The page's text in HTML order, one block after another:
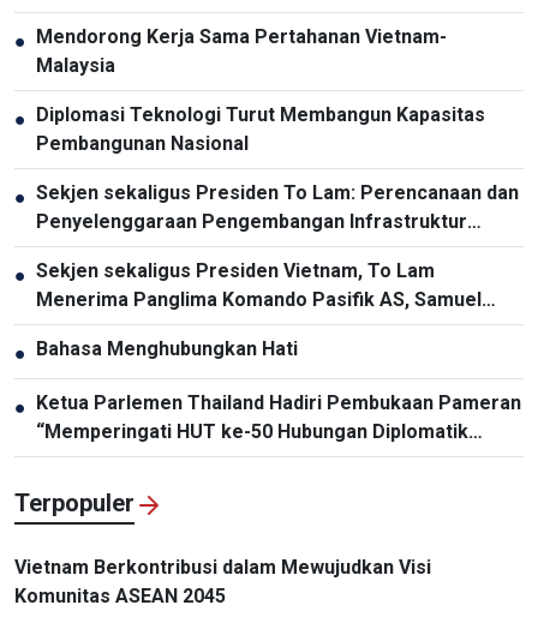
● Mendorong Kerja Sama Pertahanan Vietnam-
Malaysia
● Diplomasi Teknologi Turut Membangun Kapasitas
Pembangunan Nasional
● Sekjen sekaligus Presiden To Lam: Perencanaan dan
Penyelenggaraan Pengembangan Infrastruktur
Harus Diperbarui
● Sekjen sekaligus Presiden Vietnam, To Lam
Menerima Panglima Komando Pasifik AS, Samuel
Paparo
● Bahasa Menghubungkan Hati
● Ketua Parlemen Thailand Hadiri Pembukaan Pameran
“Memperingati HUT ke-50 Hubungan Diplomatik
Vietnam-Thailand”
Terpopuler
Vietnam Berkontribusi dalam Mewujudkan Visi
Komunitas ASEAN 2045